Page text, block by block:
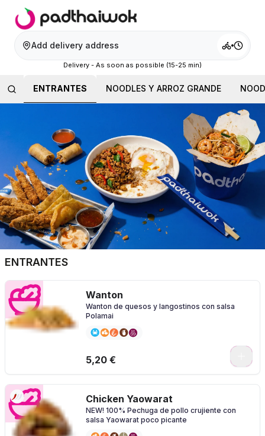
Add delivery address
Delivery - As soon as possible (15-25 min)
ENTRANTES NOODLES Y ARROZ GRANDE
ENTRANTES
Wanton
Wanton de quesos y langostinos con salsa
Polamai
5,20 €
Chicken Yaowarat
NEW! 100% Pechuga de pollo crujiente con
salsa Yaowarat poco picante